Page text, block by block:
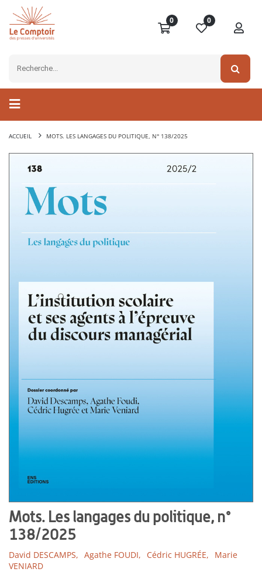
0 0
ACCUEIL MOTS. LES LANGAGES DU POLITIQUE, N° 138/2025
Mots. Les langages du politique, n°
138/2025
David DESCAMPS, Agathe FOUDI, Cédric HUGRÉE,
Marie
VENIARD